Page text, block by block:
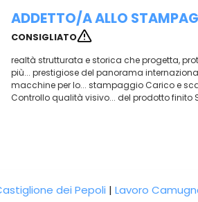
ADDETTO/A ALLO
CONSIGLIATO
realtà strutturata e storica che progetta,
più... prestigiose del panorama
macchine per lo... stampaggio Carico e
Controllo qualità visivo... del prodotto finito
dei Pepoli | Lavoro